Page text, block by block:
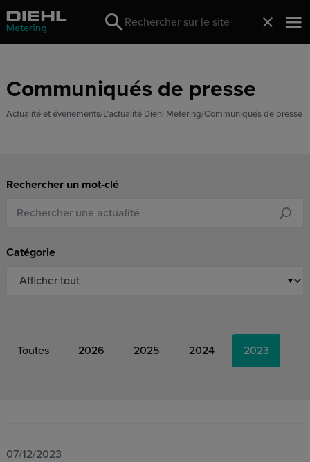
Search
Search
Communiqués de presse
Actualité et évenements L'actualité Diehl Metering Communiqués de presse
Rechercher un mot-clé
Catégorie
Toutes 2026 2025 2024 2023
07/12/2023